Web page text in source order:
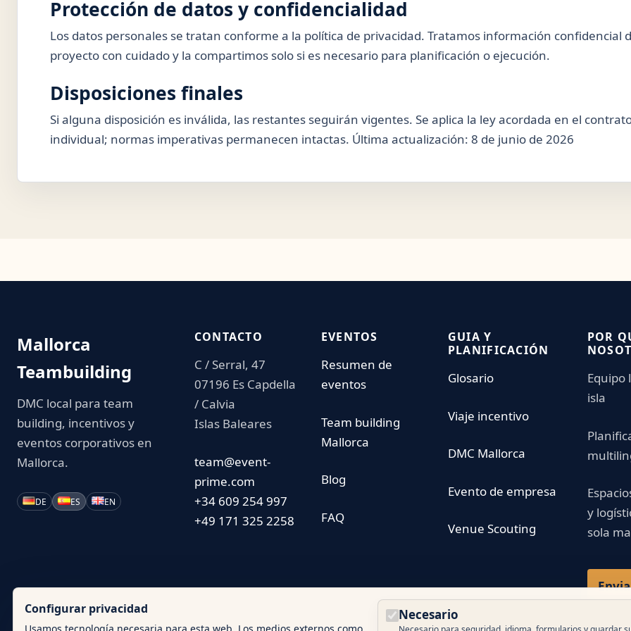
Protección de datos y confidencialidad
Los datos personales se tratan conforme a la política de privacidad. Tratamos información confidencial
proyecto con cuidado y la compartimos solo si es necesario para planificación o ejecución.
Disposiciones finales
Si alguna disposición es inválida, las restantes seguirán vigentes. Se aplica la ley acordada en el
individual; normas imperativas permanecen intactas. Última actualización: 8 de junio de 2026
Mallorca
Teambuilding
DMC local para team
building, incentivos y
eventos corporativos en
Mallorca.
DE ES EN
CONTACTO
C / Serral, 47
07196 Es Capdella
/ Calvia
Islas Baleares
team@event-
prime.com
+34 609 254 997
+49 171 325 2258
EVENTOS
Resumen de
eventos
Team building
Mallorca
Blog
FAQ
GUIA Y
PLANIFICACIÓN
Glosario
Viaje incentivo
DMC Mallorca
Evento de empresa
Venue Scouting
POR
Equipo
isla
y
sola
Configurar privacidad Necesario